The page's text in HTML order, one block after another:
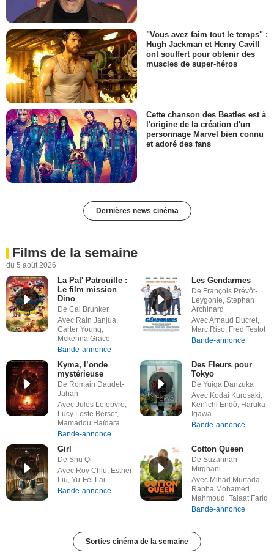
"Vous avez faim tout le temps" :
Hugh Jackman et Henry Cavill
ont souffert pour obtenir des
muscles de super-héros
Cette chanson des Beatles est à
l'origine de la création d'un
personnage Marvel bien connu
et adoré des fans
Dernières news cinéma
Films de la semaine
du 5 août 2026
La Pat' Patrouille :
Le film mission
Dino
De Cal Brunker
Avec Rain Janjua,
Carter Young,
Mckenna Grace
Bande-annonce
Les Gendarmes
De François Prévôt-
Leygonie, Stephan
Archinard
Avec Arnaud Ducret,
Marc Riso, Fred Testot
Bande-annonce
Kyma, l’onde
mystérieuse
De Romain Daudet-
Jahan
Avec Jules Lefebvre,
Lucy Loste Berset,
Mamadou Haïdara
Bande-annonce
Des Fleurs pour
Tokyo
De Yuiga Danzuka
Avec Kodai Kurosaki,
Ken'ichi Endô, Haruka
Igawa
Bande-annonce
Girl
De Shu Qi
Avec Roy Chiu, Esther
Liu, Yu-Fei Lai
Bande-annonce
Cotton Queen
De Suzannah
Mirghani
Avec Mihad Murtada,
Rabha Mohamed
Mahmoud, Talaat Farid
Bande-annonce
Sorties cinéma de la semaine